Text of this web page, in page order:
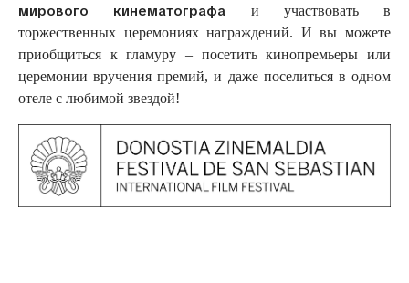
мирового кинематографа и участвовать в
торжественных церемониях награждений. И вы можете
приобщиться к гламуру – посетить кинопремьеры или
церемонии вручения премий, и даже поселиться в одном
отеле с любимой звездой!